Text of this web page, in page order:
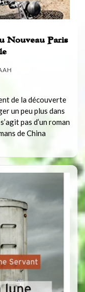
Nouveau Paris
de la découverte
un peu plus dans
pas d’un roman
de China